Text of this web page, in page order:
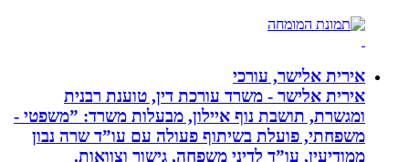
אירית אלישר, עורכי
אירית אלישר - משרד עורכת דין, טוענת רבנית
ומגשרת, תושבת נוף איילון, מבעלות משרד: ”משפטי -
משפחתי, פועלת בשיתוף פעולה עם עו”ד שרה נבון
ממודיעין, עו”ד לדיני משפחה, גישור וצוואות.